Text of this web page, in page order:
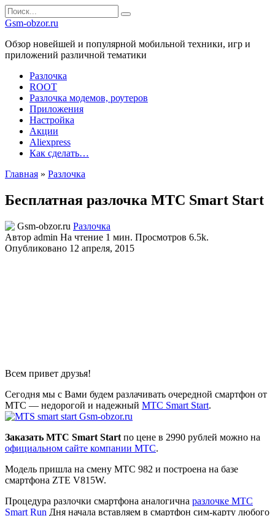
Перейти
к
Search
for:
Gsm-obzor.ru
Обзор новейшей и популярной мобильной техники, игр и
приложений различной тематики
Разлочка
ROOT
Разлочка модемов, роутеров
Приложения
Настройка
Акции
Aliexpress
Как сделать…
Главная » Разлочка
Бесплатная разлочка МТС Smart Start
Разлочка
Автор admin На чтение 1 мин. Просмотров 6.5k.
Опубликовано 12 апреля, 2015
Всем привет друзья!
Сегодня мы с Вами будем разлачивать очередной смартфон от
МТС — недорогой и надежный MTC Smart Start.
Заказать МТС Smart Start по цене в 2990 рублей можно на
официальном сайте компании МТС.
Модель пришла на смену МТС 982 и построена на базе
смартфона ZTE V815W.
Процедура разлочки смартфона аналогична разлочке МТС
Smart Run Дня начала вставляем в смартфон сим-карту любого